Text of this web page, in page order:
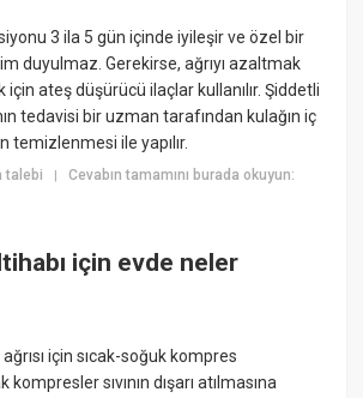
3 ila 5 gün içinde iyileşir ve özel bir
duyulmaz. Gerekirse, ağrıyı azaltmak
ateş düşürücü ilaçlar kullanılır. Şiddetli
tedavisi bir uzman tarafından kulağın iç
temizlenmesi ile yapılır.
talebi |Cevabın tamamını burada okuyun:
için evde neler
için sıcak-soğuk kompres
kompresler sıvının dışarı atılmasına